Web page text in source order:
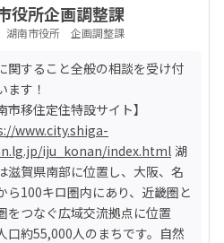
役所企画調整課
南市役所 企画調整課
関すること全般の相談を受け付
ます！
www.city.shiga-
iju_konan/index.html 湖
滋賀県南部に位置し、大阪、名
ら100キロ圏内にあり、近畿圏と
をつなぐ広域交流拠点に位置
口約55,000人のまちです。自然